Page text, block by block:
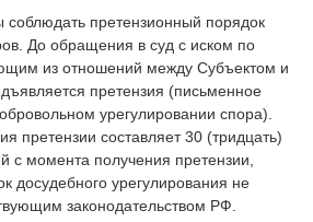
претензионный порядок
До обращения в суд с иском по
из отношений между Субъектом и
претензия (письменное
урегулировании спора).
претензии составляет 30 (тридцать)
с момента получения претензии,
досудебного урегулирования не
законодательством РФ.